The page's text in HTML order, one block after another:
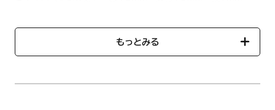
※1個入
【ハーマン品コード】DW0D120700205
もっとみる